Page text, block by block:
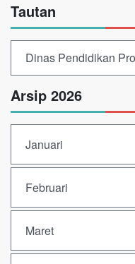
Tautan
Dinas Pendidikan
Arsip 2026
Januari
Februari
Maret